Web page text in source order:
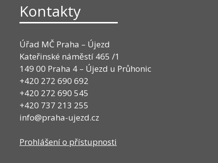
Kontakty
Úřad MČ Praha – Újezd
Kateřinské náměstí 465 /1
149 00 Praha 4 – Újezd u Průhonic
+420 272 690 692
+420 272 690 545
+420 737 213 255
info@praha-ujezd.cz
Prohlášení o přístupnosti